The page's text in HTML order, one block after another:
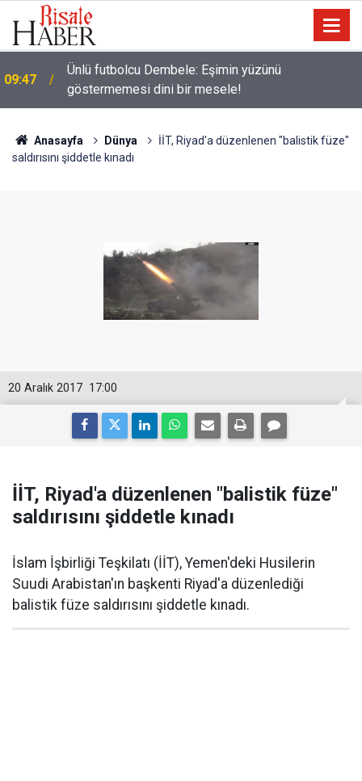
09:47
Ünlü futbolcu Dembele: Eşimin yüzünü
göstermemesi dini bir mesele!
Anasayfa Dünya
İİT, Riyad'a düzenlenen "balistik füze"
saldırısını şiddetle kınadı
17:00
20 Aralık 2017
İİT, Riyad'a düzenlenen "balistik füze"
saldırısını şiddetle kınadı
İslam İşbirliği Teşkilatı (İİT), Yemen'deki Husilerin
Suudi Arabistan'ın başkenti Riyad'a düzenlediği
balistik füze saldırısını şiddetle kınadı.